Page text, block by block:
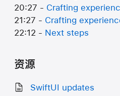
20:27 - Crafting
21:27 - Crafting
22:12 - Next steps
资源
SwiftUI updates